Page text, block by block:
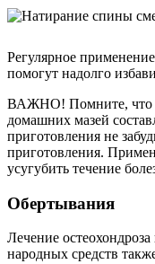
Регулярное
помогут надолго
ВАЖНО! Помните, что
домашних мазей
приготовления не
приготовления.
усугубить течение
Обертывания
Лечение
народных средств